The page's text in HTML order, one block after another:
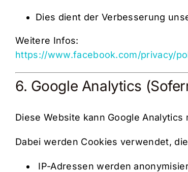
Dies dient der Verbesserung
Weitere Infos:
https://www.facebook.com/privacy/
6. Google Analytics
Diese Website kann Google
Dabei werden Cookies verwendet,
IP-Adressen werden